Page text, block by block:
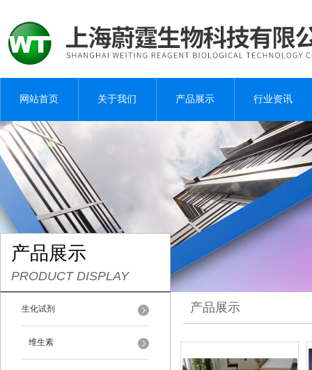
网站首页 关于我们 产品展示 行业资讯
产品展示
PRODUCT DISPLAY
生化试剂
维生素
产品展示